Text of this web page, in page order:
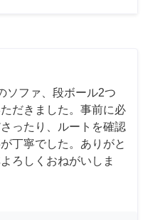
ソファ、段ボール2つ
だきました。事前に必
ったり、ルートを確認
丁寧でした。ありがと
ろしくおねがいしま